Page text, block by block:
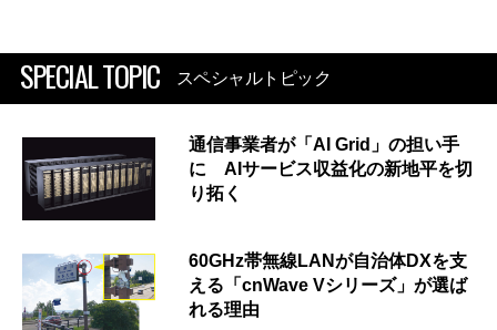
SPECIAL TOPIC スペシャルトピック
通信事業者が「AI Grid」の担い手
に AIサービス収益化の新地平を切
り拓く
60GHz帯無線LANが自治体DXを支
える「cnWave Vシリーズ」が選ば
れる理由